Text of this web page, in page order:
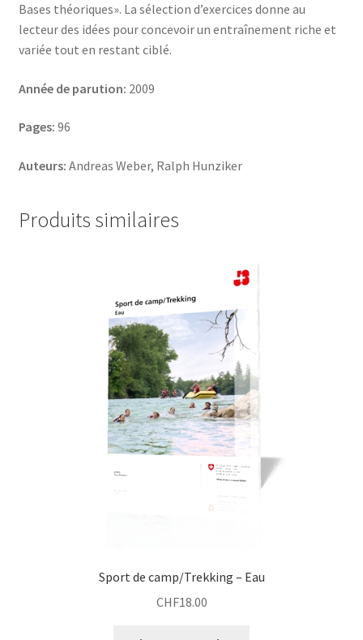
Bases théoriques». La sélection d’exercices donne au
lecteur des idées pour concevoir un entraînement riche et
variée tout en restant ciblé.
Année de parution: 2009
Pages: 96
Auteurs: Andreas Weber, Ralph Hunziker
Produits similaires
Sport de camp/Trekking – Eau
CHF18.00